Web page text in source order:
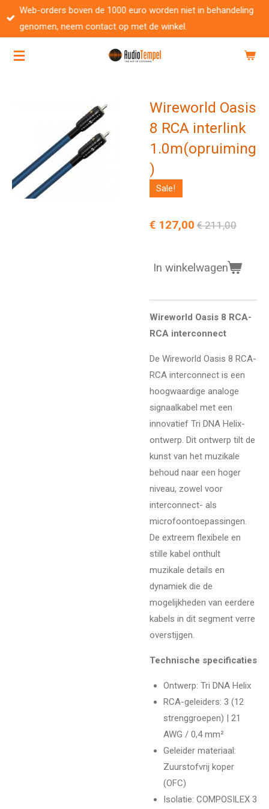
Ga
direct
de
Web-orders boven de 1000 euro worden niet in behandeling
genomen, neem contact op met de winkel.
Wireworld Oasis
8 RCA interlink
1.0m(opruiming
)
Sale!
€ 127,00 € 211,00
In winkelwagen
Wireworld Oasis 8 RCA-
RCA interconnect
De Wireworld Oasis 8 RCA-
RCA interconnect is een
hoogwaardige analoge
signaalkabel met een
innovatief Tri DNA Helix-
ontwerp. Dit ontwerp tilt de
kunst van het muzikale
behoud naar een hoger
niveau, zowel voor
interconnect- als
microfoontoepassingen.
De extreem flexibele en
stille kabel onthult
muzikale details en
dynamiek die de
mogelijkheden van eerdere
kabels in dit segment verre
overstijgen.
Technische specificaties
Ontwerp: Tri DNA Helix
RCA-geleiders: 3 (12
strenggroepen) | 21
AWG / 0,4 mm²
Geleider materiaal:
Zuurstofvrij koper
(OFC)
Isolatie: COMPOSILEX 3